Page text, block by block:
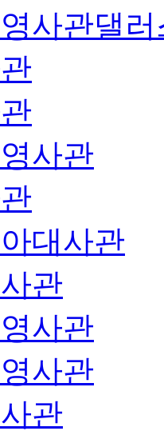
사관댈
사관
대사관
관
사관
사관
관